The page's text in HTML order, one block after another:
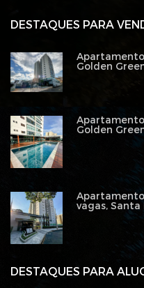
DESTAQUES PARA
DESTAQUES PARA
Golden
Golden
vagas,